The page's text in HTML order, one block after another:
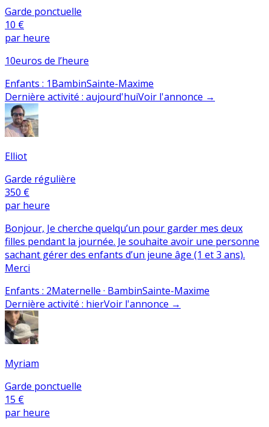
Garde ponctuelle
10 €
par heure
10euros de l’heure
Enfants : 1BambinSainte-Maxime
Dernière activité : aujourd'huiVoir l'annonce →
Elliot
Garde régulière
350 €
par heure
Bonjour, Je cherche quelqu’un pour garder mes deux
filles pendant la journée. Je souhaite avoir une personne
sachant gérer des enfants d’un jeune âge (1 et 3 ans).
Merci
Enfants : 2Maternelle · BambinSainte-Maxime
Dernière activité : hierVoir l'annonce →
Myriam
Garde ponctuelle
15 €
par heure